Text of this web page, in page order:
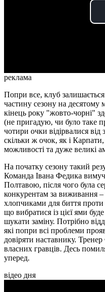
реклама
Попри все, клуб
частину сезону на десятому
кінець року "жовто-чорні"
(не пригадую, чи було таке
чотири очки відірвалися
скільки ж очок, як і
можливості та дуже великі
На початку сезону такий
Команда Івана Федика
Полтавою, після чого була
конкурентам за виживання
хлопчиками для биття
що вибратися із цієї ями
шукати заміну. Потрібно
які попри всі проблеми
довіряти наставнику.
власних гравців. Десь
уперед.
відео дня